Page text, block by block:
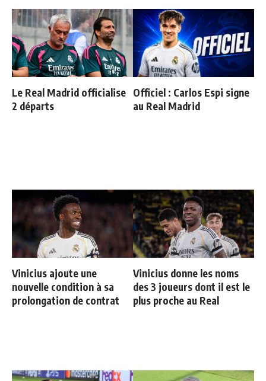
Le Real Madrid officialise
2 départs
Officiel : Carlos Espi signe
au Real Madrid
Vinicius ajoute une
nouvelle condition à sa
prolongation de contrat
Vinicius donne les noms
des 3 joueurs dont il est le
plus proche au Real